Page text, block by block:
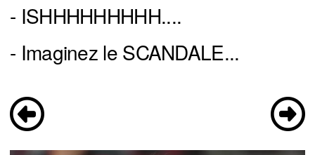
- ISHHHHHHHHH....
- Imaginez le SCANDALE...